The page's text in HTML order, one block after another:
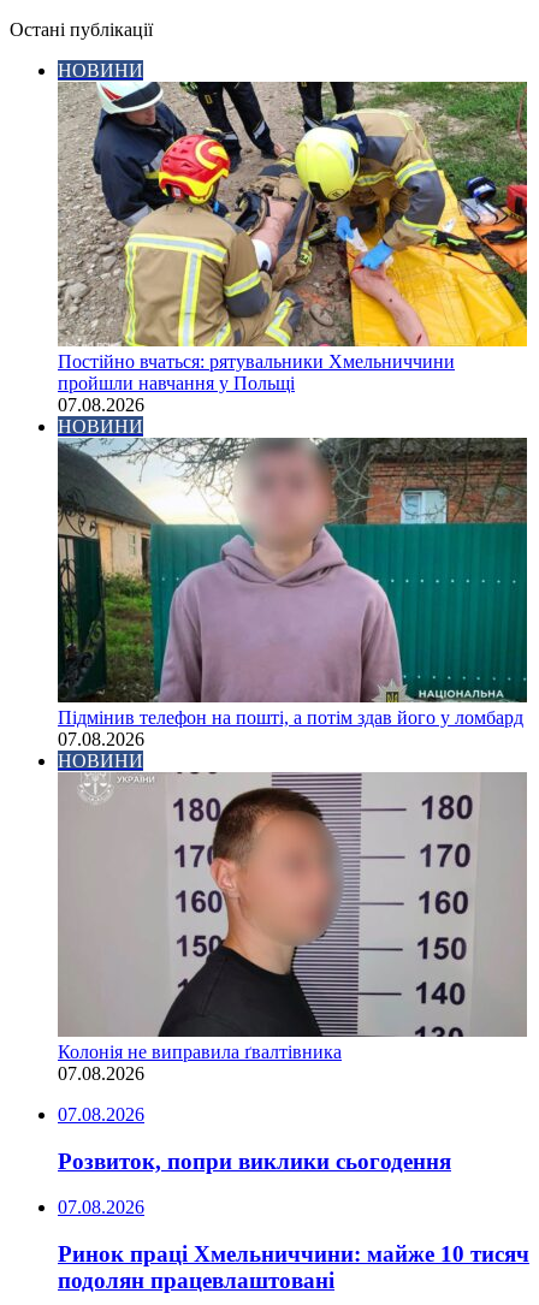
Остані публікації
НОВИНИ
Постійно вчаться: рятувальники Хмельниччини
пройшли навчання у Польщі
07.08.2026
НОВИНИ
Підмінив телефон на пошті, а потім здав його у ломбард
07.08.2026
НОВИНИ
Колонія не виправила ґвалтівника
07.08.2026
07.08.2026
Розвиток, попри виклики сьогодення
07.08.2026
Ринок праці Хмельниччини: майже 10 тисяч
подолян працевлаштовані